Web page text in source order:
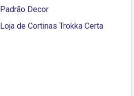
Padrão Decor
Loja de Cortinas Trokka Certa